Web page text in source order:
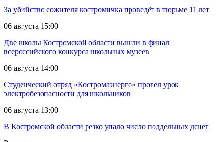
За убийство сожителя костромичка проведёт в тюрьме 11 лет
06 августа 15:00
Две школы Костромской области вышли в финал
всероссийского конкурса школьных музеев
06 августа 14:00
Студенческий отряд «Костромаэнерго» провел урок
электробезопасности для школьников
06 августа 13:00
В Костромской области резко упало число поддельных денег